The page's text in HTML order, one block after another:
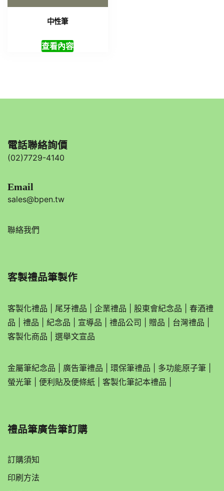
中性筆
查看內容
電話聯絡詢價
(02)7729-4140
Email
sales@bpen.tw
聯絡我們
客製禮品筆製作
客製化禮品 尾牙禮品 企業禮品 股東會紀念品
春酒禮
品
禮品 紀念品 宣導品 禮品公司 贈品 台灣禮品
客製化商品
選舉文宣品
金屬筆紀念品 廣告筆禮品 環保筆禮品 多功能原子筆
螢光筆
便利貼及便條紙 客製化筆記本禮品
禮品筆廣告筆訂購
訂購須知
印刷方法